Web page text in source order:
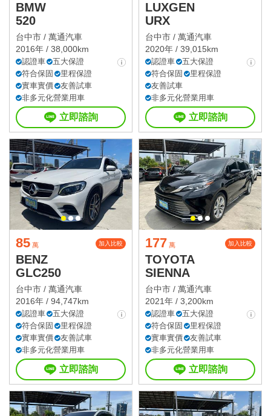
BMW
520
台中市 / 萬通汽車
2016年 / 38,000km
認證車
五大保證
符合保固
里程保證
實車實價
友善試車
非多元化營業用車
立即諮詢
LUXGEN
URX
台中市 / 萬通汽車
2020年 / 39,015km
認證車
五大保證
符合保固
里程保證
友善試車
非多元化營業用車
立即諮詢
85 萬 加入比較
BENZ
GLC250
台中市 / 萬通汽車
2016年 / 94,747km
認證車
五大保證
符合保固
里程保證
實車實價
友善試車
非多元化營業用車
立即諮詢
177 萬 加入比較
TOYOTA
SIENNA
台中市 / 萬通汽車
2021年 / 3,200km
認證車
五大保證
符合保固
里程保證
實車實價
友善試車
非多元化營業用車
立即諮詢